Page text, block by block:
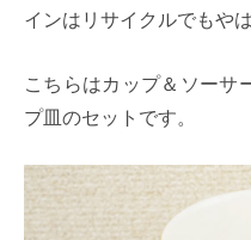
インはリサイクルでもや
こちらはカップ＆ソーサ
プ皿のセットです。